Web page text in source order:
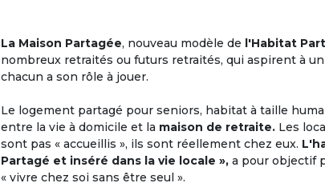
La Maison Partagée, nouveau modèle de l'Habitat
nombreux retraités ou futurs retraités, qui aspirent à
chacun a son rôle à jouer.
Le logement partagé pour seniors, habitat à taille
entre la vie à domicile et la maison de retraite. Les
sont pas « accueillis », ils sont réellement chez eux.
Partagé et inséré dans la vie locale », a pour objectif
« vivre chez soi sans être seul ».